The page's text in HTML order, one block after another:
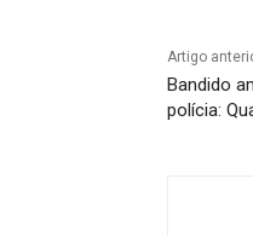
Artigo
Bandido
polícia: